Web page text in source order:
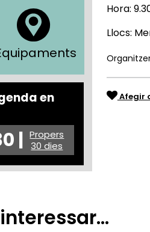
en
| Propers
30 dies
Hora:
Llocs:
Afegir